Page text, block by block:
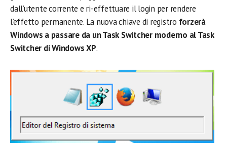
dall’utente corrente e ri-effettuare il login per rendere
l’effetto permanente. La nuova chiave di registro forzerà
Windows a passare da un Task Switcher moderno al Task
Switcher di Windows XP.